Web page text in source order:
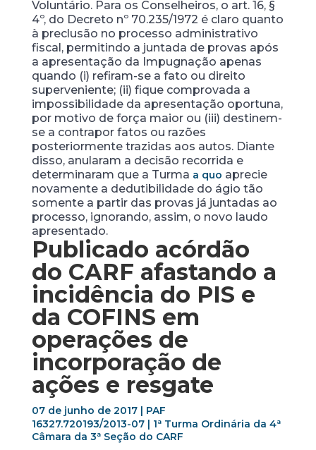
Voluntário. Para os Conselheiros, o art. 16, §
4º, do Decreto nº 70.235/1972 é claro quanto
à preclusão no processo administrativo
fiscal, permitindo a juntada de provas após
a apresentação da Impugnação apenas
quando (i) refiram-se a fato ou direito
superveniente; (ii) fique comprovada a
impossibilidade da apresentação oportuna,
por motivo de força maior ou (iii) destinem-
se a contrapor fatos ou razões
posteriormente trazidas aos autos. Diante
disso, anularam a decisão recorrida e
determinaram que a Turma a quo aprecie
novamente a dedutibilidade do ágio tão
somente a partir das provas já juntadas ao
processo, ignorando, assim, o novo laudo
apresentado.
Publicado acórdão
do CARF afastando a
incidência do PIS e
da COFINS em
operações de
incorporação de
ações e resgate
07 de junho de 2017 | PAF
16327.720193/2013-07 | 1ª Turma Ordinária da 4ª
Câmara da 3ª Seção do CARF